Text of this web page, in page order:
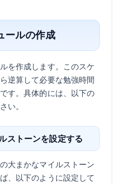
ールの作成
を作成します。このスケ
逆算して必要な勉強時間
す。具体的には、以下の
い。
ストーンを設定する
大まかなマイルストーン
、以下のように設定して